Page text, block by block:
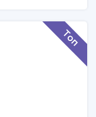
Но мы
крупных
нефтяные
учреждения,
e-commerce
и других
связь